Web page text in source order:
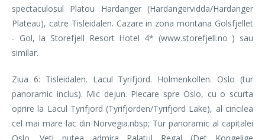
spectaculosul Platou Hardanger (Hardangervidda/Hardanger
Plateau), catre Tisleidalen. Cazare in zona montana Golsfjellet
- Gol, la Storefjell Resort Hotel 4* (www.storefjell.no ) sau
similar.
Ziua 6: Tisleidalen. Lacul Tyrifjord. Holmenkollen. Oslo (tur
panoramic inclus). Mic dejun. Plecare spre Oslo, cu o scurta
oprire la Lacul Tyrifjord (Tyrifjorden/Tyrifjord Lake), al cincilea
cel mai mare lac din Norvegia.nbsp; Tur panoramic al capitalei